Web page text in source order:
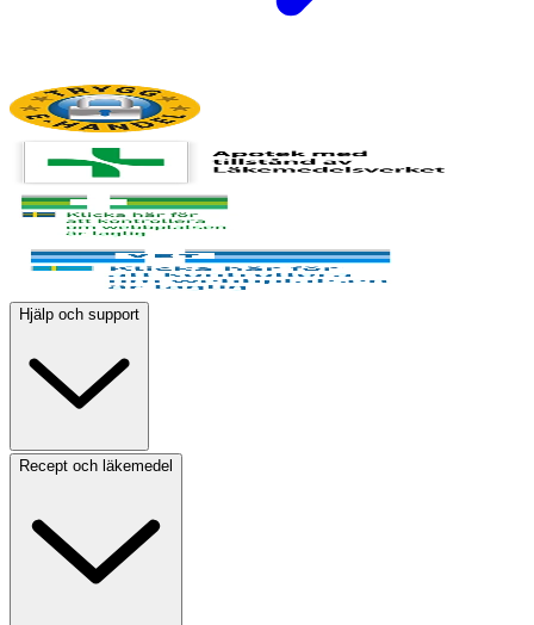
Hjälp och support
Recept och läkemedel